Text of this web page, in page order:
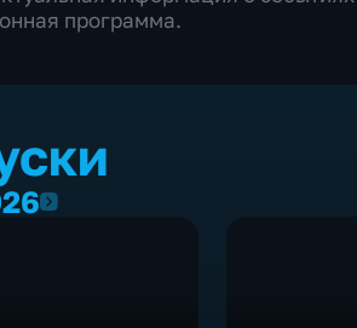
программа.
2026